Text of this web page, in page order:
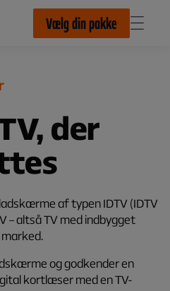
Vælg din pakke
der
af typen IDTV (IDTV
– altså TV med indbygget
og godkender en
kortlæser med en TV-